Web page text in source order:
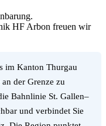
HF Arbon freuen wir
im Kanton Thurgau
der Grenze zu
Bahnlinie St. Gallen–
und verbindet Sie